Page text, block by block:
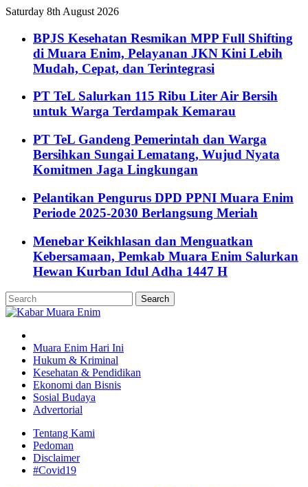
Saturday 8th August 2026
BPJS Kesehatan Resmikan MPP Full Shifting
di Muara Enim, Pelayanan JKN Kini Lebih
Mudah, Cepat, dan Terintegrasi
PT TeL Salurkan 115 Ribu Liter Air Bersih
untuk Warga Terdampak Kemarau
PT TeL Gandeng Pemerintah dan Warga
Bersihkan Sungai Lematang, Wujud Nyata
Komitmen Jaga Lingkungan
Pelantikan Pengurus DPD PPNI Muara Enim
Periode 2025-2030 Berlangsung Meriah
Menebar Keikhlasan dan Menguatkan
Kebersamaan, Pemkab Muara Enim Salurkan
Hewan Kurban Idul Adha 1447 H
Muara Enim Hari Ini
Hukum & Kriminal
Kesehatan & Pendidikan
Ekonomi dan Bisnis
Sosial Budaya
Advertorial
Tentang Kami
Pedoman
Disclaimer
#Covid19